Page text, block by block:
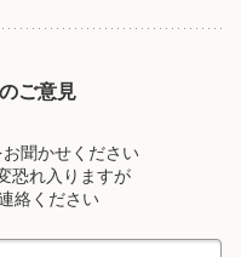
ご意見
聞かせください
恐れ入りますが
絡ください